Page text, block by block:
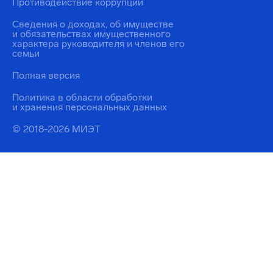
© 2018-2026 МИЭТ
Политика в области обработки
и хранения персональных данных
Сведения о доходах, об имуществе
и обязательствах имущественного
характера руководителя и членов его
семьи
Полная версия